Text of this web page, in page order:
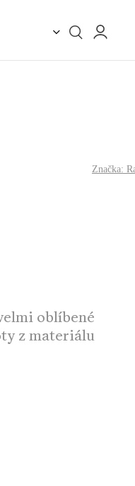
oblíbené
z materiálu
Značka: